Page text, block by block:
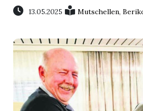
Veranstaltungen
Stellen
E-
Newsletter
13.05.2025 Mutschellen,